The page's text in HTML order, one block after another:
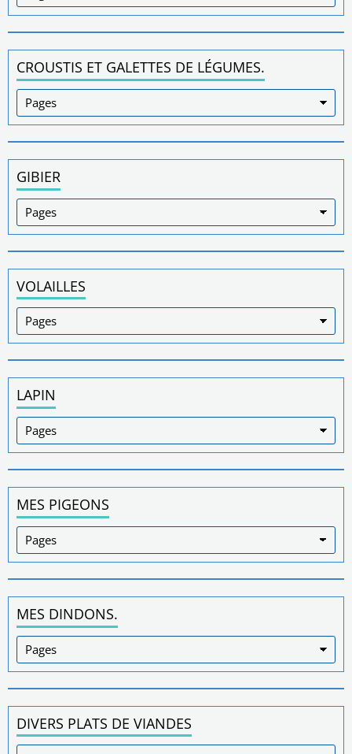
CROUSTIS ET GALETTES DE LÉGUMES.
GIBIER
VOLAILLES
LAPIN
MES PIGEONS
MES DINDONS.
DIVERS PLATS DE VIANDES